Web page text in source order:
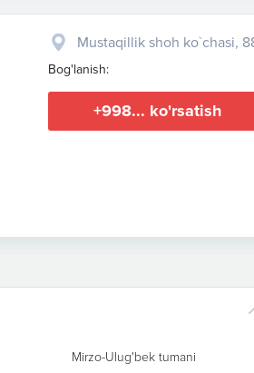
Mustaqillik shoh ko`chasi,
Bog'lanish:
+998... ko'rsatish
Mirzo-Ulug'bek tumani